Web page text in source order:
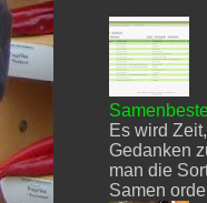
Es wird
Gedanken
man die
Samen